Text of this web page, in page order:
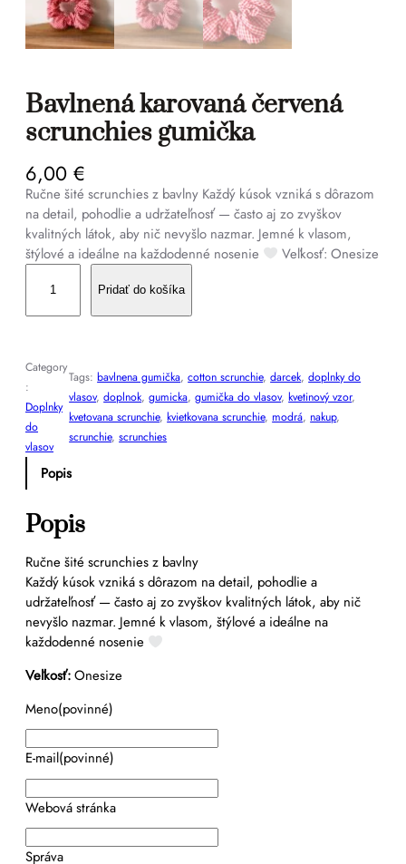
Bavlnená karovaná červená
scrunchies gumička
6,00 €
Ručne šité scrunchies z bavlny Každý kúsok vzniká s dôrazom
na detail, pohodlie a udržateľnosť — často aj zo zvyškov
kvalitných látok, aby nič nevyšlo nazmar. Jemné k vlasom,
štýlové a ideálne na každodenné nosenie
Veľkosť: Onesize
o
t
v
o
B
a
l
n
e
n
á
k
a
r
o
v
n
á
č
v
e
n
Pridať do košíka
Category
:
Doplnky
do
vlasov
Tags:bavlnena gumička, cotton scrunchie, darcek, doplnky do
vlasov, doplnok, gumicka, gumička do vlasov, kvetinový vzor
kvetovana scrunchie, kvietkovana scrunchie, modrá, nakup
scrunchie, scrunchies
Popis
Popis
Ručne šité scrunchies z bavlny
Každý kúsok vzniká s dôrazom na detail, pohodlie a
udržateľnosť — často aj zo zvyškov kvalitných látok, aby nič
nevyšlo nazmar. Jemné k vlasom, štýlové a ideálne na
každodenné nosenie
Veľkosť:Onesize
Meno(povinné)
E-mail(povinné)
Webová stránka
Správa